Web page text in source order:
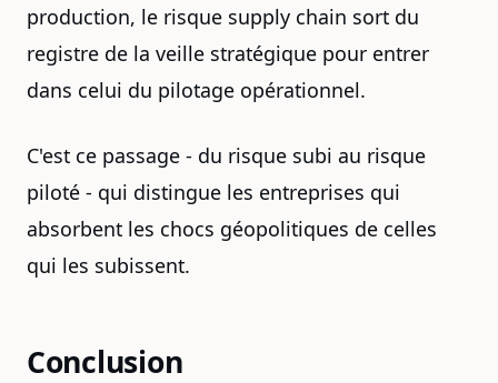
production, le risque supply chain sort du
registre de la veille stratégique pour entrer
dans celui du pilotage opérationnel.
C'est ce passage - du risque subi au risque
piloté - qui distingue les entreprises qui
absorbent les chocs géopolitiques de celles
qui les subissent.
Conclusion